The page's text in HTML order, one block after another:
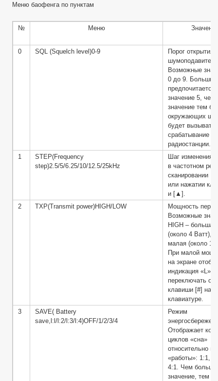
Меню баофенга по пунктам
№ Меню
0 SQL (Squelch level)0-9
Порог открытия
Возможные
0 до 9.
предпочитается
значение 5,
значение тем
окружающих
будет вызывать
срабатывание
радиостанции.
1
STEP(Frequency
step)2.5/5/6.25/10/12.5/25kHz
Шаг изменения
в частотном
сканировании
или нажатии
и [▲].
2
TXP(Transmit power)HIGH/LOW
Мощность
Возможные
HIGH – большая
(около 4 Ватт),
малая (около 1
При малой
на экране
индикация «L».
переключать с
клавиши [#] на
клавиатуре.
3
SAVE( Battery
save,l:l/l:2/l:3/l:4)OFF/1/2/3/4
Режим
Отображает
циклов «сна»
относительно
«работы»: 1:1,
4:1. Чем больше
значение, тем